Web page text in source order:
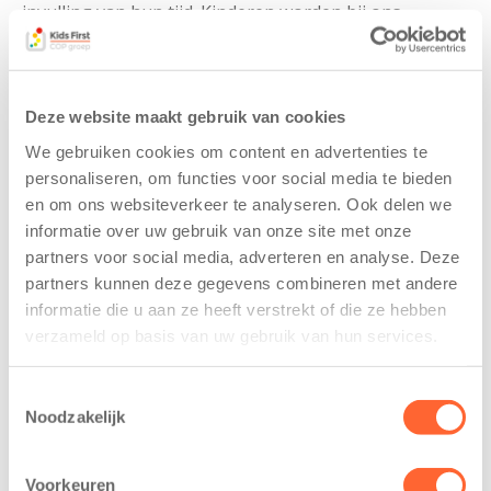
Deze website maakt gebruik van cookies
We gebruiken cookies om content en advertenties te
personaliseren, om functies voor social media te bieden
en om ons websiteverkeer te analyseren. Ook delen we
informatie over uw gebruik van onze site met onze
partners voor social media, adverteren en analyse. Deze
partners kunnen deze gegevens combineren met andere
informatie die u aan ze heeft verstrekt of die ze hebben
verzameld op basis van uw gebruik van hun services.
Noodzakelijk
Voorkeuren
invulling van hun tijd. Kinderen worden bij ons
opgevangen in huiselijke sfeer, zodat ze zich snel bij
ons thuis voelen en met veel plezier naar de BSO
met verschillende speeltoestellen en speelmaterialen.
Hier kunnen de kinderen heerlijk buitenspelen,
rondrennen, spelen in de zandbak, van de glijbaan
glijden of samen leuke spelletjes doen.
Ons team bestaat uit enthousiaste en ervaren
pedagogische professionals die ervoor zorgen dat elk
kind zich thuis voelt. Als kinderen groter worden en
naar de basisschool gaan, veranderen hun behoeftes
vanuit zichzelf de wereld verkennen en leren van
nieuwe ervaringen. Onze medewerkers spelen daar